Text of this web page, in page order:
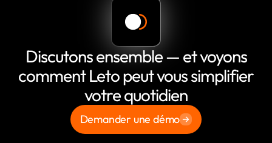
Discutons ensemble — et voyons
comment Leto peut vous simplifier
votre quotidien
Demander une démo